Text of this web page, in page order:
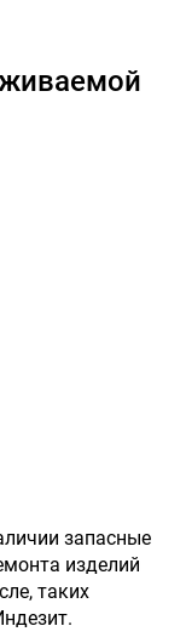
запасные
изделий
таких